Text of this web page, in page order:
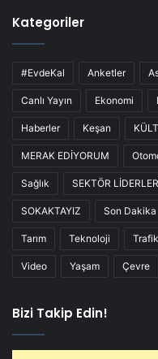
Kategoriler
#EvdeKal Anketler
Canlı Yayın Ekonomi
Haberler Keşan
MERAK EDİYORUM
Sağlık SEKTÖR
SOKAKTAYIZ Son Dakika
Tarım Teknoloji Trafik
Video Yaşam Çevre
Bizi Takip Edin!